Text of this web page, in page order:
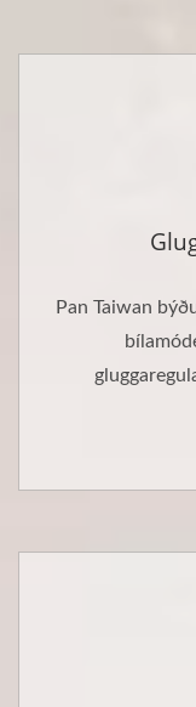
Pan Taiwan